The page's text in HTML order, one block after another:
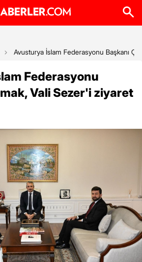
Avusturya İslam Federasyonu Başkanı
Federasyonu
Vali Sezer'i ziyaret